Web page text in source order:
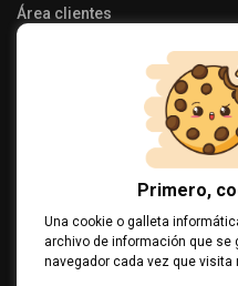
Área clientes
Únete a nuestro canal
Acepto términos y
Consiento el uso de mis
Canal de Comunicaciones.
Primero,
Una cookie o galleta
archivo de información que se
navegador cada vez que visita